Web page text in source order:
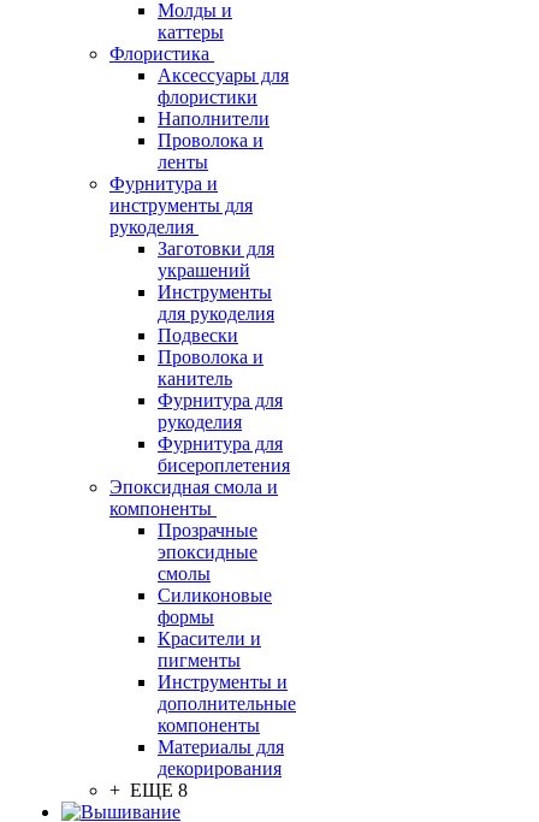
Молды и
каттеры
Флористика
Аксессуары для
флористики
Наполнители
Проволока и
ленты
Фурнитура и
инструменты для
рукоделия
Заготовки для
украшений
Инструменты
для рукоделия
Подвески
Проволока и
канитель
Фурнитура для
рукоделия
Фурнитура для
бисероплетения
Эпоксидная смола и
компоненты
Прозрачные
эпоксидные
смолы
Силиконовые
формы
Красители и
пигменты
Инструменты и
дополнительные
компоненты
Материалы для
декорирования
+ ЕЩЕ 8